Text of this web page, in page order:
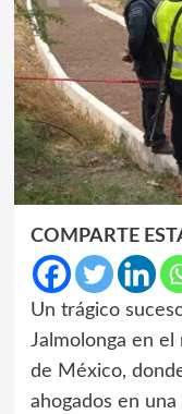
COMPARTE
Un trágico
Jalmolonga en el
de México,
ahogados en